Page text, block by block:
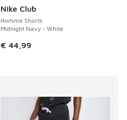
Nike Club
Homme Shorts
Midnight Navy - White
€ 44,99